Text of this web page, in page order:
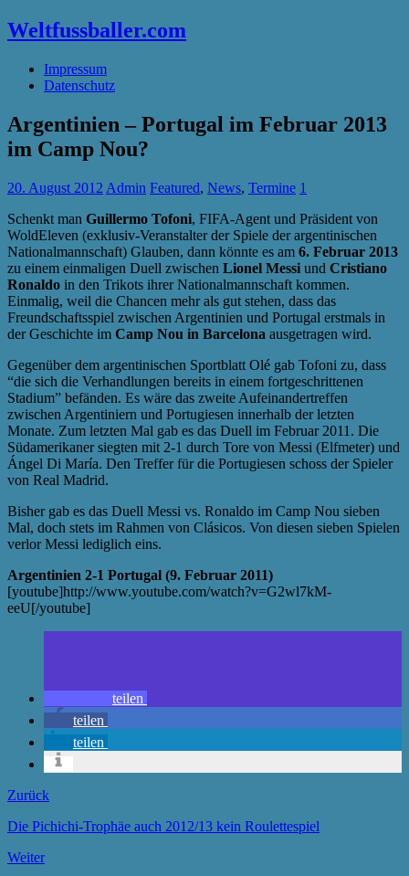
Weltfussballer.com
Impressum
Datenschutz
Argentinien – Portugal im Februar 2013
im Camp Nou?
20. August 2012 Admin Featured, News, Termine 1
Schenkt man Guillermo Tofoni, FIFA-Agent und Präsident von
WoldEleven (exklusiv-Veranstalter der Spiele der argentinischen
Nationalmannschaft) Glauben, dann könnte es am 6. Februar 2013
zu einem einmaligen Duell zwischen Lionel Messi und Cristiano
Ronaldo in den Trikots ihrer Nationalmannschaft kommen.
Einmalig, weil die Chancen mehr als gut stehen, dass das
Freundschaftsspiel zwischen Argentinien und Portugal erstmals in
der Geschichte im Camp Nou in Barcelona ausgetragen wird.
Gegenüber dem argentinischen Sportblatt Olé gab Tofoni zu, dass
“die sich die Verhandlungen bereits in einem fortgeschrittenen
Stadium” befänden. Es wäre das zweite Aufeinandertreffen
zwischen Argentiniern und Portugiesen innerhalb der letzten
Monate. Zum letzten Mal gab es das Duell im Februar 2011. Die
Südamerikaner siegten mit 2-1 durch Tore von Messi (Elfmeter) und
Ángel Di María. Den Treffer für die Portugiesen schoss der Spieler
von Real Madrid.
Bisher gab es das Duell Messi vs. Ronaldo im Camp Nou sieben
Mal, doch stets im Rahmen von Clásicos. Von diesen sieben Spielen
verlor Messi lediglich eins.
Argentinien 2-1 Portugal (9. Februar 2011)
[youtube]http://www.youtube.com/watch?v=G2wl7kM-
eeU[/youtube]
teilen
teilen
teilen
Zurück
Die Pichichi-Trophäe auch 2012/13 kein Roulettespiel
Weiter